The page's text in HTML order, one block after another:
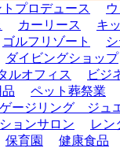
プロデュース
カーリース
キ
ゴルフリゾート
ダイビングショップ
ルオフィス
ビジ
ペット葬祭業
ージリング ジュ
ョンサロン
レン
保育園
健康食品